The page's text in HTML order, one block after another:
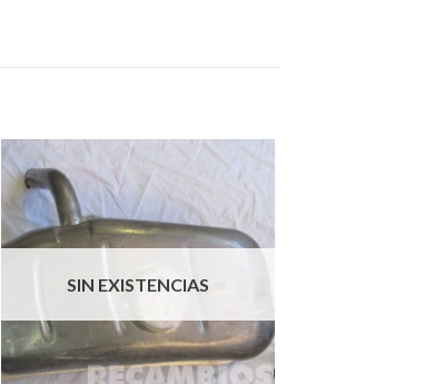
SIN EXISTENCIAS